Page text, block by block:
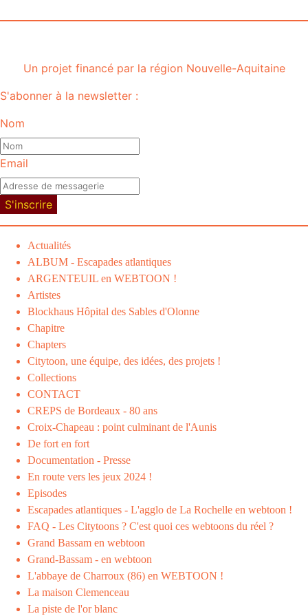
Un projet financé par la région Nouvelle-Aquitaine
S'abonner à la newsletter :
Nom
Email
S'inscrire
Actualités
ALBUM - Escapades atlantiques
ARGENTEUIL en WEBTOON !
Artistes
Blockhaus Hôpital des Sables d'Olonne
Chapitre
Chapters
Citytoon, une équipe, des idées, des projets !
Collections
CONTACT
CREPS de Bordeaux - 80 ans
Croix-Chapeau : point culminant de l'Aunis
De fort en fort
Documentation - Presse
En route vers les jeux 2024 !
Episodes
Escapades atlantiques - L'agglo de La Rochelle en webtoon !
FAQ - Les Citytoons ? C'est quoi ces webtoons du réel ?
Grand Bassam en webtoon
Grand-Bassam - en webtoon
L'abbaye de Charroux (86) en WEBTOON !
La maison Clemenceau
La piste de l'or blanc